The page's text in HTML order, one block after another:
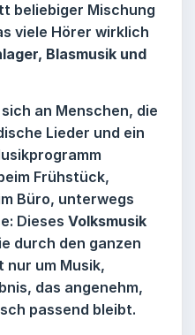
beliebiger Mischung
viele Hörer wirklich
Blasmusik und
an Menschen, die
Lieder und ein
Frühstück,
Büro, unterwegs
Dieses Volksmusik
durch den ganzen
nur um Musik,
das angenehm,
passend bleibt.